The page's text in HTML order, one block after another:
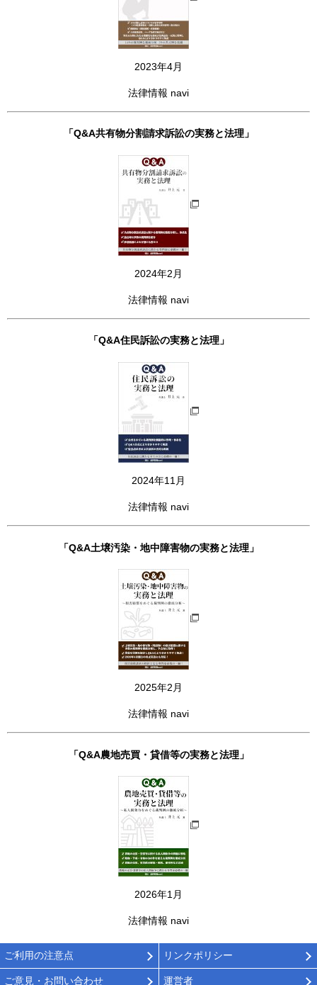
2023年4月
法律情報 navi
「Q&A共有物分割請求訴訟の実務と法理」
2024年2月
法律情報 navi
「Q&A住民訴訟の実務と法理」
2024年11月
法律情報 navi
「Q&A土壌汚染・地中障害物の実務と法理」
2025年2月
法律情報 navi
「Q&A農地売買・貸借等の実務と法理」
2026年1月
法律情報 navi
ご利用の注意点 リンクポリシー
ご意見・お問い合わせ 運営者